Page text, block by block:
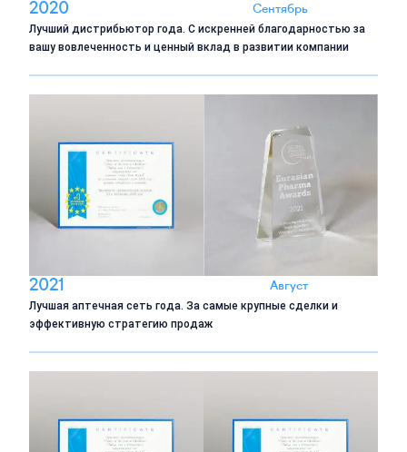
2020 Сентябрь
Лучший дистрибьютор года. С искренней благодарностью за
вашу вовлеченность и ценный вклад в развитии компании
2021 Август
Лучшая аптечная сеть года. За самые крупные сделки и
эффективную стратегию продаж